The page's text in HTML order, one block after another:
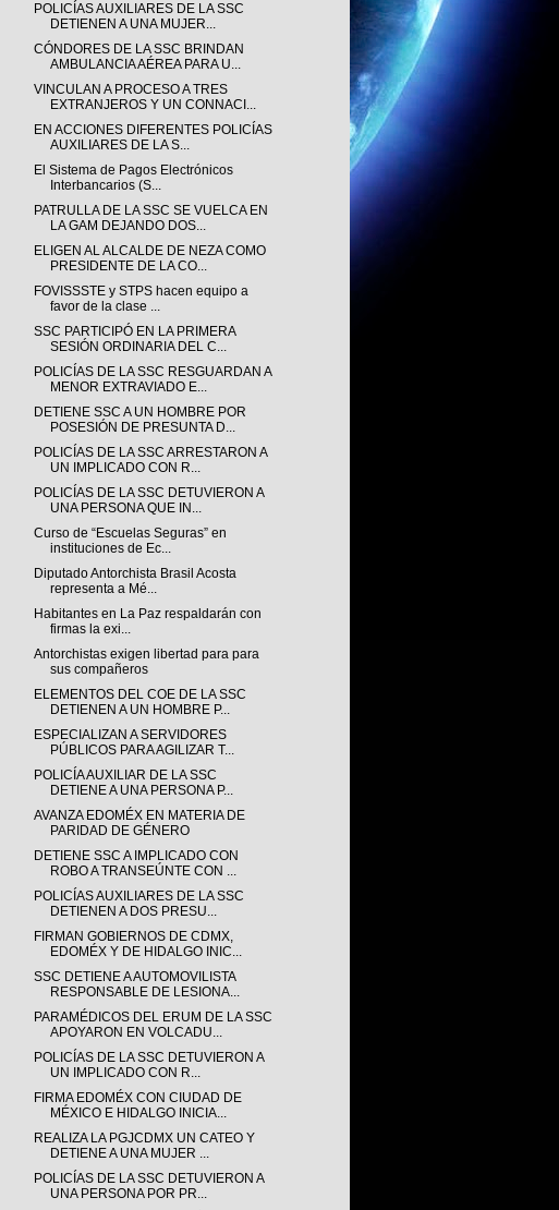
POLICÍAS AUXILIARES DE LA SSC
DETIENEN A UNA MUJER...
CÓNDORES DE LA SSC BRINDAN
AMBULANCIA AÉREA PARA U...
VINCULAN A PROCESO A TRES
EXTRANJEROS Y UN CONNACI...
EN ACCIONES DIFERENTES POLICÍAS
AUXILIARES DE LA S...
El Sistema de Pagos Electrónicos
Interbancarios (S...
PATRULLA DE LA SSC SE VUELCA EN
LA GAM DEJANDO DOS...
ELIGEN AL ALCALDE DE NEZA COMO
PRESIDENTE DE LA CO...
FOVISSSTE y STPS hacen equipo a
favor de la clase ...
SSC PARTICIPÓ EN LA PRIMERA
SESIÓN ORDINARIA DEL C...
POLICÍAS DE LA SSC RESGUARDAN A
MENOR EXTRAVIADO E...
DETIENE SSC A UN HOMBRE POR
POSESIÓN DE PRESUNTA D...
POLICÍAS DE LA SSC ARRESTARON A
UN IMPLICADO CON R...
POLICÍAS DE LA SSC DETUVIERON A
UNA PERSONA QUE IN...
Curso de “Escuelas Seguras” en
instituciones de Ec...
Diputado Antorchista Brasil Acosta
representa a Mé...
Habitantes en La Paz respaldarán con
firmas la exi...
Antorchistas exigen libertad para para
sus compañeros
ELEMENTOS DEL COE DE LA SSC
DETIENEN A UN HOMBRE P...
ESPECIALIZAN A SERVIDORES
PÚBLICOS PARA AGILIZAR T...
POLICÍA AUXILIAR DE LA SSC
DETIENE A UNA PERSONA P...
AVANZA EDOMÉX EN MATERIA DE
PARIDAD DE GÉNERO
DETIENE SSC A IMPLICADO CON
ROBO A TRANSEÚNTE CON ...
POLICÍAS AUXILIARES DE LA SSC
DETIENEN A DOS PRESU...
FIRMAN GOBIERNOS DE CDMX,
EDOMÉX Y DE HIDALGO INIC...
SSC DETIENE A AUTOMOVILISTA
RESPONSABLE DE LESIONA...
PARAMÉDICOS DEL ERUM DE LA SSC
APOYARON EN VOLCADU...
POLICÍAS DE LA SSC DETUVIERON A
UN IMPLICADO CON R...
FIRMA EDOMÉX CON CIUDAD DE
MÉXICO E HIDALGO INICIA...
REALIZA LA PGJCDMX UN CATEO Y
DETIENE A UNA MUJER ...
POLICÍAS DE LA SSC DETUVIERON A
UNA PERSONA POR PR...